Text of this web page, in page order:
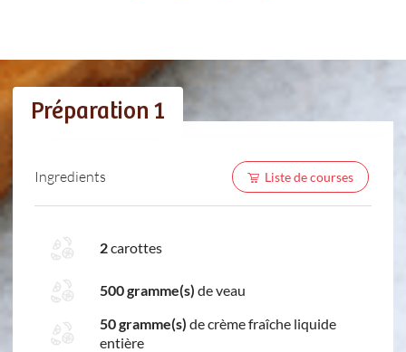
Préparation 1
Ingredients Liste de courses
2carottes
500 gramme(s) de veau
50 gramme(s) de crème fraîche liquide
entière